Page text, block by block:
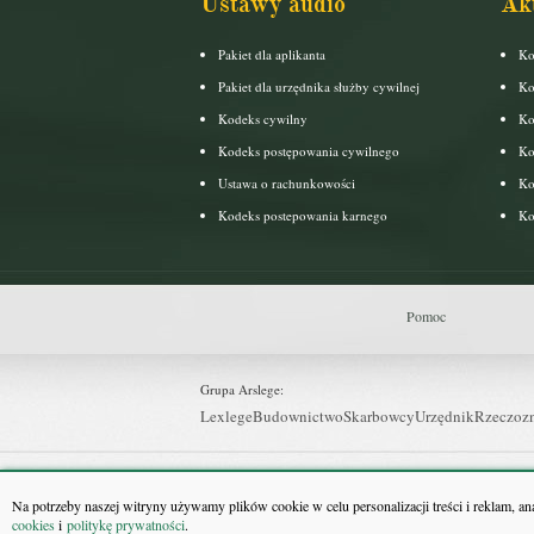
Na potrzeby naszej witryny używamy plików cookie w celu personalizacji treści i reklam,
cookiesi politykę prywatności.
Pakiet dla aplikanta
Pakiet dla urzędnika służby cywilnej
Kodeks cywilny
Kodeks postępowania cywilnego
Ustawa o rachunkowości
Kodeks postepowania karnego
Pomoc
Grupa Arslege:
LexlegeBudownictwoSkarbowcyUrzędnik
Grupa Bonnier:
Puls BiznesuBankierPuls MedycynyMonitor Firm